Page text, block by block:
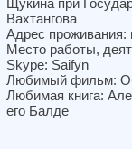
Щукина при
Вахтангова
Адрес проживания:
Место работы,
Skype: Saifyn
Любимый фильм:
Любимая книга:
его Балде